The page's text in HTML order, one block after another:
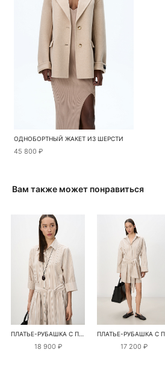
ОДНОБОРТНЫЙ ЖАКЕТ ИЗ ШЕРСТИ
45 800 ₽
Вам также может понравиться
ПЛАТЬЕ-РУБАШКА С ПОЯСОМ
18 900 ₽ 17 200 ₽